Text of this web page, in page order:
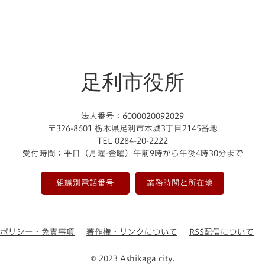
足利市役所
法人番号：6000020092029
〒326-8601 栃木県足利市本城3丁目2145番地
TEL 0284-20-2222
受付時間：平日（月曜-金曜）午前9時から午後4時30分まで
組織別電話番号 業務時間と所在地
リシー・免責事項 著作権・リンクについて RSS配信について
© 2023 Ashikaga city.